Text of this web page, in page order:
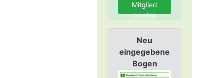
Mitglied
werden
Neu
eingegebene
Bogen